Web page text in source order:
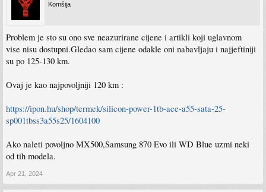
Komšija
Problem je sto su ono sve neazurirane cijene i artikli koji uglavnom
vise nisu dostupni.Gledao sam cijene odakle oni nabavljaju i najjeftiniji
su po 125-130 km.
Ovaj je kao najpovoljniji 120 km :
https://ipon.hu/shop/termek/silicon-power-1tb-ace-a55-sata-25-
sp001tbss3a55s25/1604100
Ako naleti povoljno MX500,Samsung 870 Evo ili WD Blue uzmi neki
od tih modela.
Apr 21, 2024